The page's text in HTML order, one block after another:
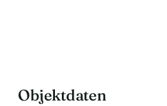
Objektdaten